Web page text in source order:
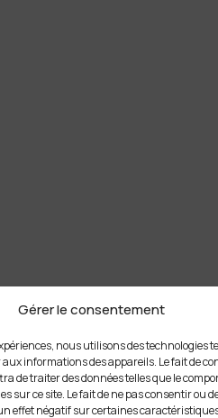
Gérer le consentement
nous utilisons des technologies
informations des appareils. Le fait de
de traiter des données telles que le
sur ce site. Le fait de ne pas consentir ou
effet négatif sur certaines